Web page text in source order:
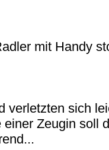
mit Handy
verletzten sich
Zeugin soll